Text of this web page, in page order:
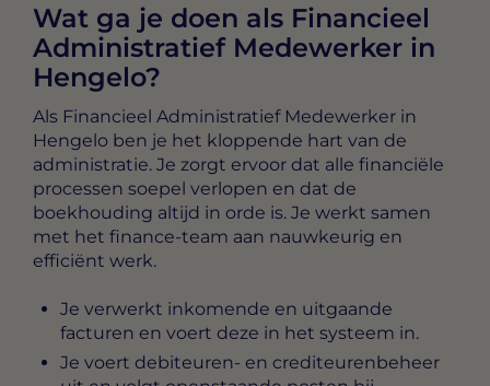
Wat ga je doen als Financieel
Administratief Medewerker in
Hengelo?
Als Financieel Administratief Medewerker in
Hengelo ben je het kloppende hart van de
administratie. Je zorgt ervoor dat alle financiële
processen soepel verlopen en dat de
boekhouding altijd in orde is. Je werkt samen
met het finance-team aan nauwkeurig en
efficiënt werk.
Je verwerkt inkomende en uitgaande
facturen en voert deze in het systeem in.
Je voert debiteuren- en crediteurenbeheer